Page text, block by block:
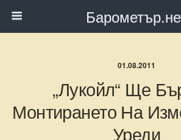
01.08.2011
„Лукойл“ Ще
Монтирането На
Уреди